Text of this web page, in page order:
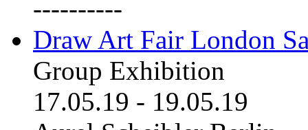
----------
Draw Art Fair London
Group Exhibition
17.05.19 - 19.05.19